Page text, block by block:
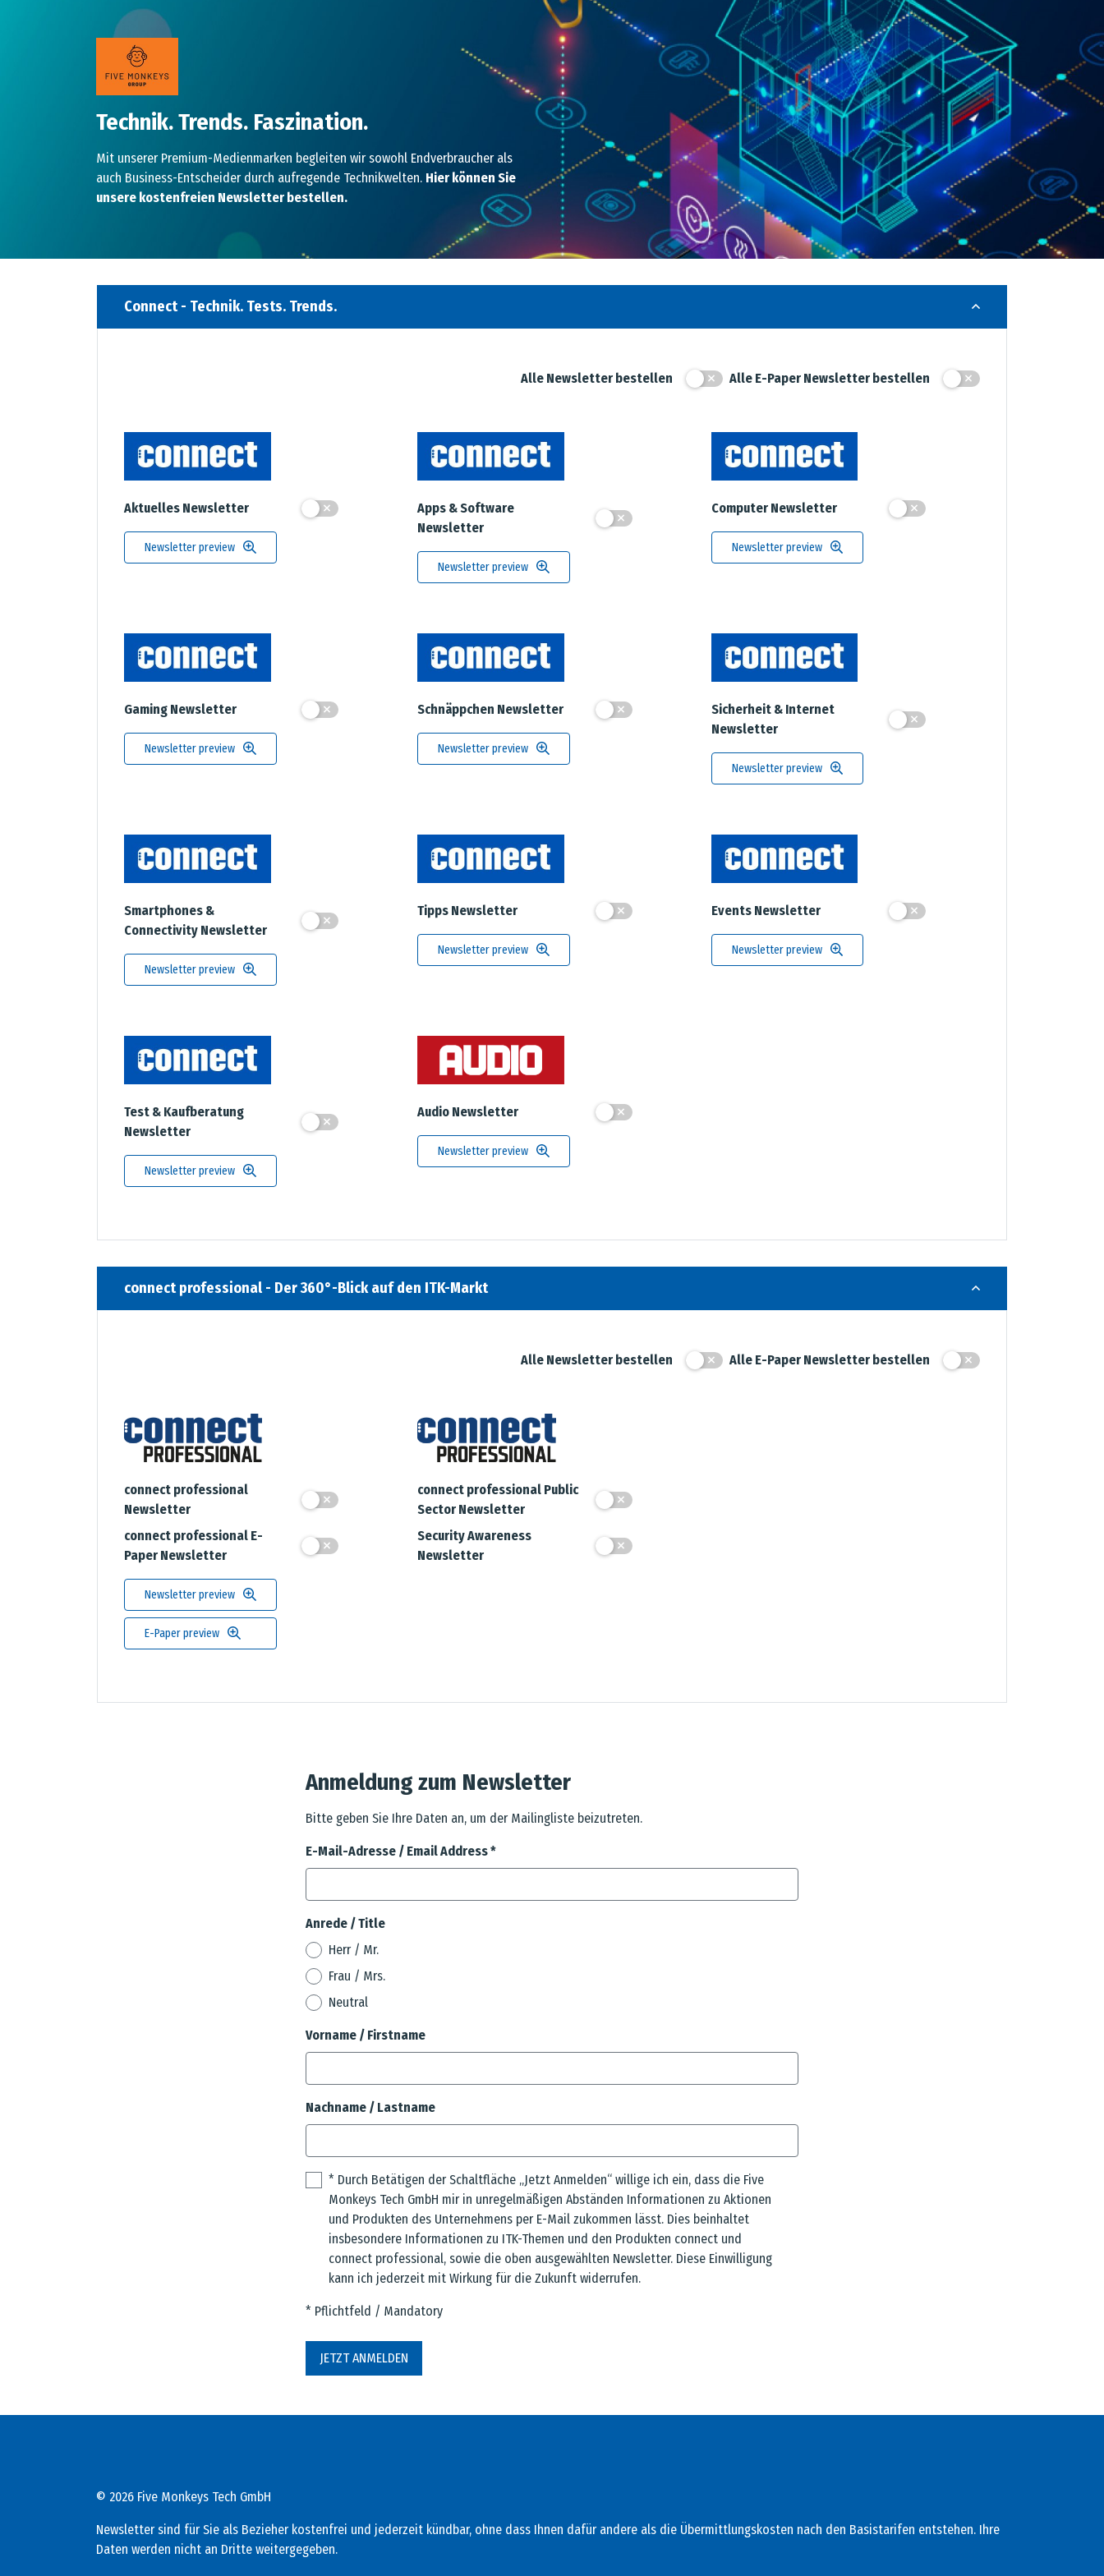
Technik. Trends. Faszination.
Mit unserer Premium-Medienmarken begleiten wir sowohl Endverbraucher als
auch Business-Entscheider durch aufregende Technikwelten. Hier können Sie
unsere kostenfreien Newsletter bestellen.
Connect - Technik. Tests. Trends.
Alle Newsletter bestellen Alle E-Paper Newsletter bestellen
Aktuelles Newsletter
Newsletter preview
Apps & Software
Newsletter
Newsletter preview
Computer Newsletter
Newsletter preview
Gaming Newsletter
Newsletter preview
Schnäppchen Newsletter
Newsletter preview
Sicherheit & Internet
Newsletter
Newsletter preview
Smartphones &
Connectivity Newsletter
Newsletter preview
Tipps Newsletter
Newsletter preview
Events Newsletter
Newsletter preview
Test & Kaufberatung
Newsletter
Newsletter preview
Audio Newsletter
Newsletter preview
connect professional - Der 360°-Blick auf den ITK-Markt
Alle Newsletter bestellen Alle E-Paper Newsletter bestellen
connect professional
Newsletter
connect professional E-
Paper Newsletter
Newsletter preview
E-Paper preview
connect professional Public
Sector Newsletter
Security Awareness
Newsletter
Anmeldung zum Newsletter
Bitte geben Sie Ihre Daten an, um der Mailingliste beizutreten.
E-Mail-Adresse / Email Address*
Anrede / Title
Herr / Mr.
Frau / Mrs.
Neutral
Vorname / Firstname
Nachname / Lastname
Consent* Durch Betätigen der Schaltfläche „Jetzt Anmelden“ willige ich ein, dass die Five
Monkeys Tech GmbH mir in unregelmäßigen Abständen Informationen zu Aktionen
und Produkten des Unternehmens per E-Mail zukommen lässt. Dies beinhaltet
insbesondere Informationen zu ITK-Themen und den Produkten connect und
connect professional, sowie die oben ausgewählten Newsletter. Diese Einwilligung
kann ich jederzeit mit Wirkung für die Zukunft widerrufen.
* Pflichtfeld / Mandatory
JETZT ANMELDEN
© 2026 Five Monkeys Tech GmbH
Newsletter sind für Sie als Bezieher kostenfrei und jederzeit kündbar, ohne dass Ihnen dafür andere als die Übermittlungskosten nach den Basistarifen entstehen. Ihre
Daten werden nicht an Dritte weitergegeben.